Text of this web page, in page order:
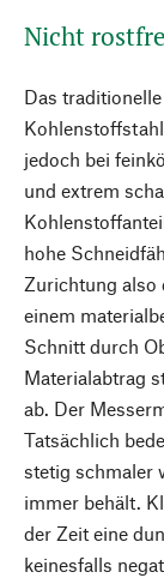
Nicht
Das
jedoch bei
und extrem
hohe
Zurichtung also
einem
Schnitt durch
Materialabtrag
ab. Der
Tatsächlich
stetig schmaler
immer behält.
der Zeit eine
keinesfalls